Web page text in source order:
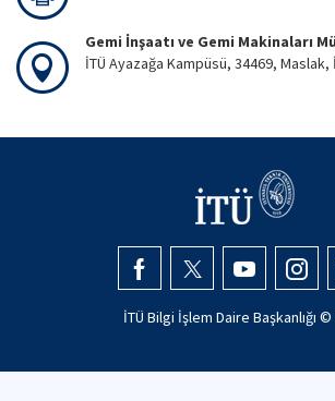
Gemi İnşaatı ve Gemi Makinaları
İTÜ Ayazağa Kampüsü, 34469,
İTÜ Bilgi İşlem Daire Başkanlığı ©